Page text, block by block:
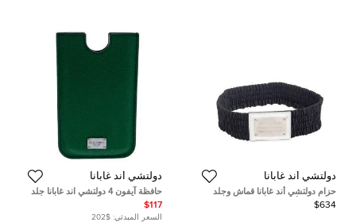
دولتشي أند غابانا
حزام دولتشي أند غابانا قماش وجلد
لامع فضي/أسود عريض 75 سم
$634
دولتشي أند غابانا
حافظة آيفون 4 دولتشي اند غابانا جلد
خضراء
$117
السعر المبدئي: $202